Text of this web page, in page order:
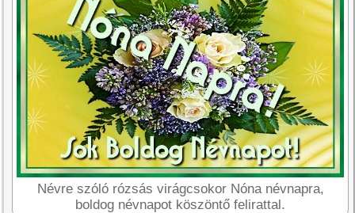
Névre szóló rózsás virágcsokor Nóna névnapra,
boldog névnapot köszöntő felirattal.